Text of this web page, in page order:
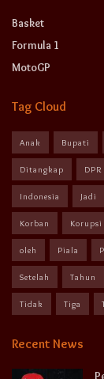
Basket
Formula 1
MotoGP
Tag Cloud
Anak Bupati
Ditangkap DPR
Indonesia Jadi
Korban Korupsi
oleh Piala
Setelah Tahun
Tidak Tiga
Recent News